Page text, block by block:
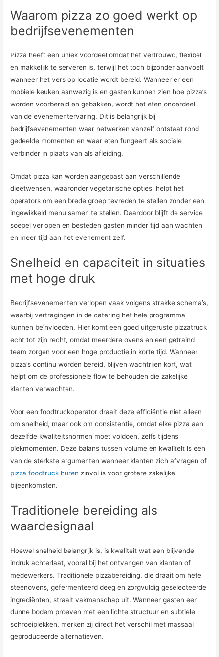
Waarom pizza zo goed werkt op
bedrijfsevenementen
Pizza heeft een uniek voordeel omdat het vertrouwd, flexibel
en makkelijk te serveren is, terwijl het toch bijzonder aanvoelt
wanneer het vers op locatie wordt bereid. Wanneer er een
mobiele keuken aanwezig is en gasten kunnen zien hoe pizza’s
worden voorbereid en gebakken, wordt het eten onderdeel
van de evenementervaring. Dit is belangrijk bij
bedrijfsevenementen waar netwerken vanzelf ontstaat rond
gedeelde momenten en waar eten fungeert als sociale
verbinder in plaats van als afleiding.
Omdat pizza kan worden aangepast aan verschillende
dieetwensen, waaronder vegetarische opties, helpt het
operators om een brede groep tevreden te stellen zonder een
ingewikkeld menu samen te stellen. Daardoor blijft de service
soepel verlopen en besteden gasten minder tijd aan wachten
en meer tijd aan het evenement zelf.
Snelheid en capaciteit in situaties
met hoge druk
Bedrijfsevenementen verlopen vaak volgens strakke schema’s,
waarbij vertragingen in de catering het hele programma
kunnen beïnvloeden. Hier komt een goed uitgeruste pizzatruck
echt tot zijn recht, omdat meerdere ovens en een getraind
team zorgen voor een hoge productie in korte tijd. Wanneer
pizza’s continu worden bereid, blijven wachtrijen kort, wat
helpt om de professionele flow te behouden die zakelijke
klanten verwachten.
Voor een foodtruckoperator draait deze efficiëntie niet alleen
om snelheid, maar ook om consistentie, omdat elke pizza aan
dezelfde kwaliteitsnormen moet voldoen, zelfs tijdens
piekmomenten. Deze balans tussen volume en kwaliteit is een
van de sterkste argumenten wanneer klanten zich afvragen of
pizza foodtruck huren zinvol is voor grotere zakelijke
bijeenkomsten.
Traditionele bereiding als
waardesignaal
Hoewel snelheid belangrijk is, is kwaliteit wat een blijvende
indruk achterlaat, vooral bij het ontvangen van klanten of
medewerkers. Traditionele pizzabereiding, die draait om hete
steenovens, gefermenteerd deeg en zorgvuldig geselecteerde
ingrediënten, straalt vakmanschap uit. Wanneer gasten een
dunne bodem proeven met een lichte structuur en subtiele
schroeiplekken, merken zij direct het verschil met massaal
geproduceerde alternatieven.